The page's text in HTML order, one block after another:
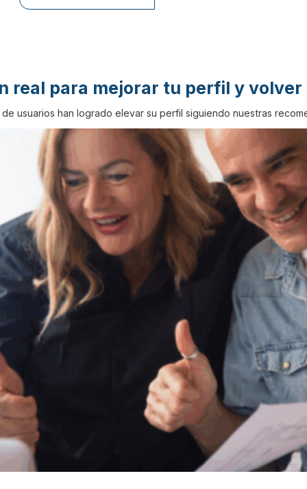
real para mejorar tu perfil y
de usuarios han logrado elevar su perfil siguiendo nuestras